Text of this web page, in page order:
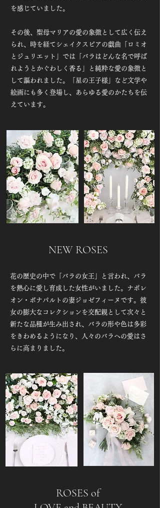
を感じていました。
その後、聖母マリアの愛の象徴として広く伝え
られ、時を経てシェイクスピアの戯曲「ロミオ
とジュリエット」では「バラはどんな名で呼ば
れようとかぐわしく香る」と純粋な愛の象徴と
して謳われました。「星の王子様」など文学や
絵画にも多く登場し、あらゆる愛のかたちを伝
えています。
NEW ROSES
花の歴史の中で「バラの女王」と言われ、バラ
を熱心に愛し育成した女性がいました。ナポレ
オン・ボナパルトの妻ジョゼフィーヌです。彼
女の膨大なコレクションを交配親として次々と
新たな品種が生み出され、バラの形や色は多彩
をきわめるようになり、人々のバラへの愛はさ
らに高まりました。
ROSES of